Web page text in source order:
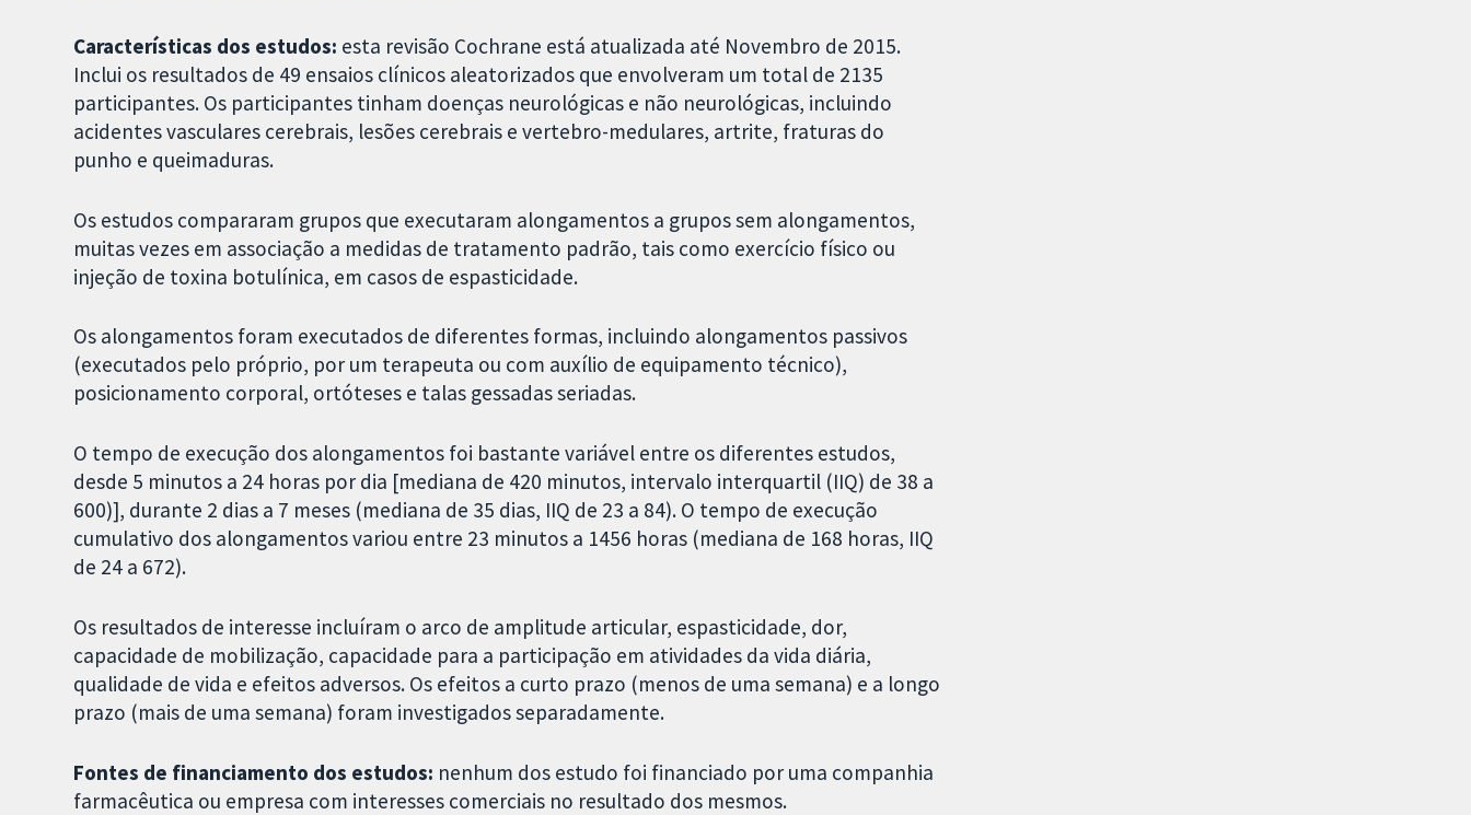
Características dos estudos: esta revisão Cochrane está atualizada até Novembro de 2015.
Inclui os resultados de 49 ensaios clínicos aleatorizados que envolveram um total de 2135
participantes. Os participantes tinham doenças neurológicas e não neurológicas, incluindo
acidentes vasculares cerebrais, lesões cerebrais e vertebro-medulares, artrite, fraturas do
punho e queimaduras.
Os estudos compararam grupos que executaram alongamentos a grupos sem alongamentos,
muitas vezes em associação a medidas de tratamento padrão, tais como exercício físico ou
injeção de toxina botulínica, em casos de espasticidade.
Os alongamentos foram executados de diferentes formas, incluindo alongamentos passivos
(executados pelo próprio, por um terapeuta ou com auxílio de equipamento técnico),
posicionamento corporal, ortóteses e talas gessadas seriadas.
O tempo de execução dos alongamentos foi bastante variável entre os diferentes estudos,
desde 5 minutos a 24 horas por dia [mediana de 420 minutos, intervalo interquartil (IIQ) de 38 a
600)], durante 2 dias a 7 meses (mediana de 35 dias, IIQ de 23 a 84). O tempo de execução
cumulativo dos alongamentos variou entre 23 minutos a 1456 horas (mediana de 168 horas, IIQ
de 24 a 672).
Os resultados de interesse incluíram o arco de amplitude articular, espasticidade, dor,
capacidade de mobilização, capacidade para a participação em atividades da vida diária,
qualidade de vida e efeitos adversos. Os efeitos a curto prazo (menos de uma semana) e a longo
prazo (mais de uma semana) foram investigados separadamente.
Fontes de financiamento dos estudos: nenhum dos estudo foi financiado por uma companhia
farmacêutica ou empresa com interesses comerciais no resultado dos mesmos.